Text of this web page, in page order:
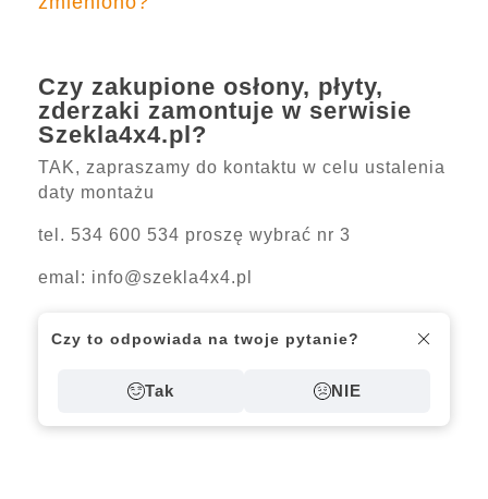
Czy zakupione osłony, płyty,
zderzaki zamontuje w serwisie
Szekla4x4.pl?
TAK, zapraszamy do kontaktu w celu ustalenia
daty montażu
tel. 534 600 534 proszę wybrać nr 3
emal: info@szekla4x4.pl
Czy to odpowiada na twoje pytanie?
Tak NIE